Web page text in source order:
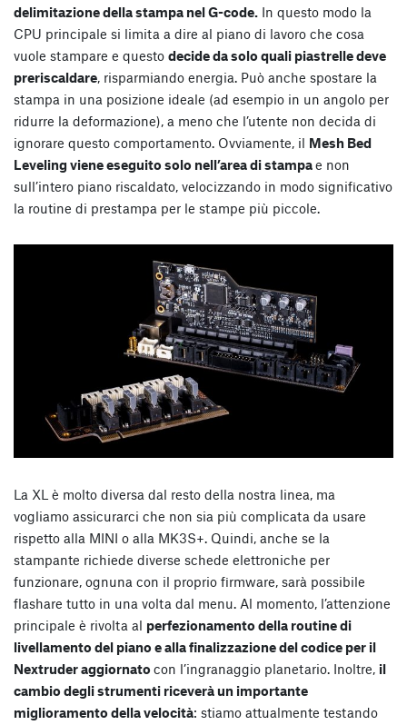
delimitazione della stampa nel G-code. In questo modo la
CPU principale si limita a dire al piano di lavoro che cosa
vuole stampare e questo decide da solo quali piastrelle deve
preriscaldare, risparmiando energia. Può anche spostare la
stampa in una posizione ideale (ad esempio in un angolo per
ridurre la deformazione), a meno che l’utente non decida di
ignorare questo comportamento. Ovviamente, il Mesh Bed
Leveling viene eseguito solo nell’area di stampae non
sull’intero piano riscaldato, velocizzando in modo significativo
la routine di prestampa per le stampe più piccole.
La XL è molto diversa dal resto della nostra linea, ma
vogliamo assicurarci che non sia più complicata da usare
rispetto alla MINI o alla MK3S+. Quindi, anche se la
stampante richiede diverse schede elettroniche per
funzionare, ognuna con il proprio firmware, sarà possibile
flashare tutto in una volta dal menu. Al momento, l’attenzione
principale è rivolta al perfezionamento della routine di
livellamento del piano e alla finalizzazione del codice per il
Nextruder aggiornato con l’ingranaggio planetario. Inoltre, il
cambio degli strumenti riceverà un importante
miglioramento della velocità: stiamo attualmente testando